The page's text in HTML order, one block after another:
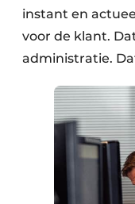
instant en
voor de klant.
administratie.